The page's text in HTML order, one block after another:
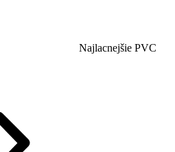
Najlacnejšie PVC